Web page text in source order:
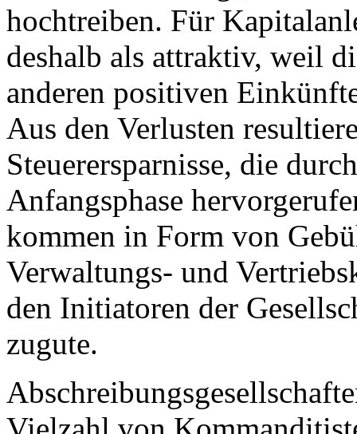
hochtreiben. Für
deshalb als attraktiv, weil
anderen positiven
Aus den Verlusten
Steuerersparnisse, die
Anfangsphase
kommen in Form von
Verwaltungs- und
den Initiatoren der
zugute.